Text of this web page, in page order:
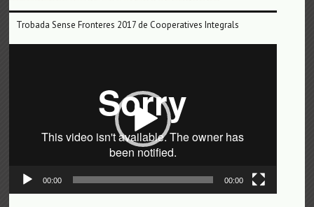
Trobada Sense Fronteres 2017 de Cooperatives Integrals
00:00 00:00